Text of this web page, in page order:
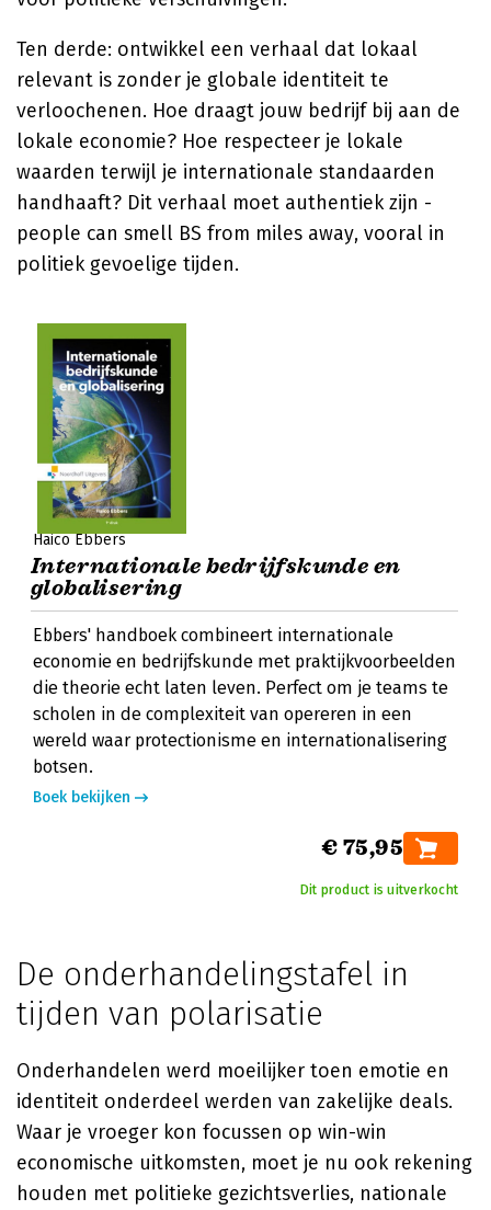
Ten derde: ontwikkel een verhaal dat lokaal
relevant is zonder je globale identiteit te
verloochenen. Hoe draagt jouw bedrijf bij aan de
lokale economie? Hoe respecteer je lokale
waarden terwijl je internationale standaarden
handhaaft? Dit verhaal moet authentiek zijn -
people can smell BS from miles away, vooral in
politiek gevoelige tijden.
Haico Ebbers
Internationale bedrijfskunde en
globalisering
Ebbers' handboek combineert internationale
economie en bedrijfskunde met praktijkvoorbeelden
die theorie echt laten leven. Perfect om je teams te
scholen in de complexiteit van opereren in een
wereld waar protectionisme en internationalisering
botsen.
Boek bekijken
€ 75,95
Dit product is uitverkocht
De onderhandelingstafel in
tijden van polarisatie
Onderhandelen werd moeilijker toen emotie en
identiteit onderdeel werden van zakelijke deals.
Waar je vroeger kon focussen op win-win
economische uitkomsten, moet je nu ook rekening
houden met politieke gezichtsverlies, nationale